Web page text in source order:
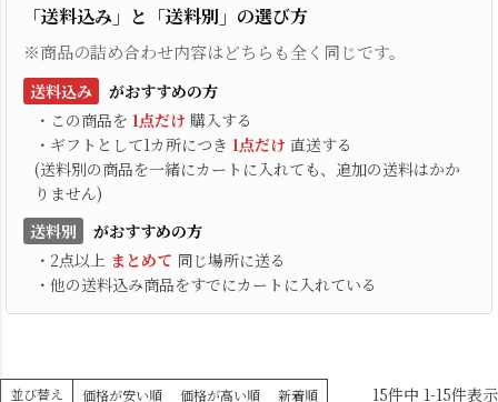
「送料込み」と「送料別」の選び方
※商品の詰め合わせ内容はどちらも全く同じです。
送料込み
がおすすめの方
・この商品を 1点だけ 購入する
・ギフトとして1カ所につき 1点だけ 直送する
(送料別の商品を一緒にカートに入れても、追加の送料はかか
りません)
送料別
がおすすめの方
・2点以上 まとめて 同じ場所に送る
・他の送料込み商品をすでにカートに入れている
並び替え 価格が安い順 価格が高い順 新着順 15件中 1-15件表示